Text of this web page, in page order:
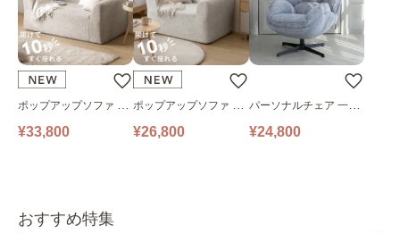
ポップアップソファ ソ
ファ フロアソファ 幅14
¥33,800
ポップアップソファ ソ
ファ フロアソファ 幅10
¥26,800
パーソナルチェア 一人
掛けソファ O’HANA ソ
¥24,800
おすすめ特集